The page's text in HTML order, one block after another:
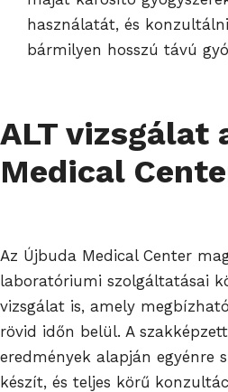
használatát, és
bármilyen hosszú távú
ALT vizsgálat
Medical
Az Újbuda Medical Center
laboratóriumi szolgáltatásai
vizsgálat is, amely
rövid időn belül. A
eredmények alapján egyénre
készít, és teljes körű